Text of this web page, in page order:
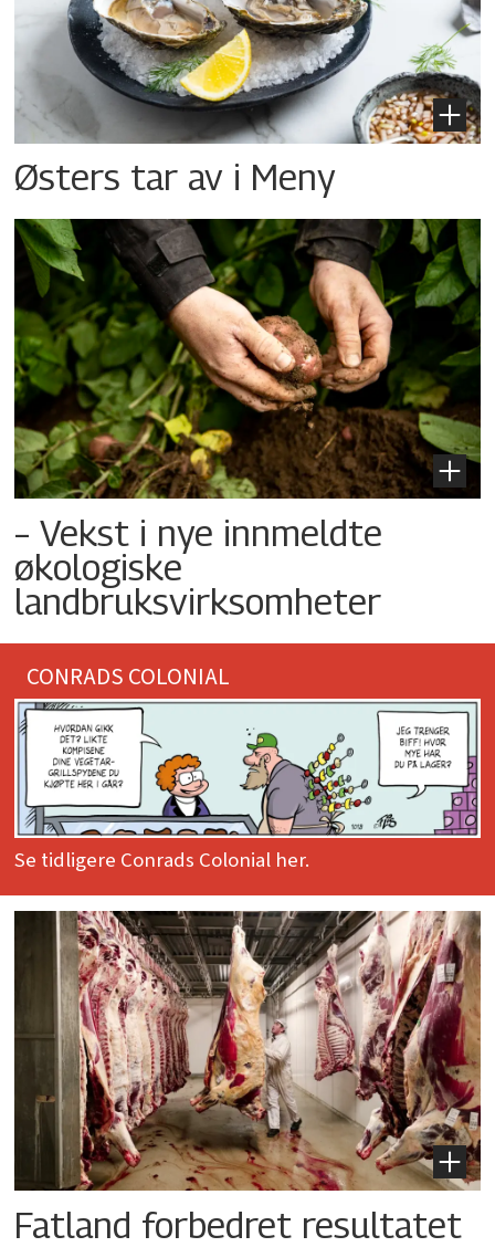
Østers tar av i Meny
– Vekst i nye innmeldte
økologiske
landbruksvirksomheter
CONRADS COLONIAL
Se tidligere Conrads Colonial her.
Fatland forbedret resultatet